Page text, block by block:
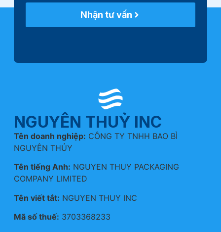
Nhận tư vấn
NGUYÊN THUỶ INC
Tên doanh nghiệp: CÔNG TY TNHH BAO BÌ
NGUYÊN THỦY
Tên tiếng Anh: NGUYEN THUY PACKAGING
COMPANY LIMITED
Tên viết tắt: NGUYEN THUY INC
Mã số thuế: 3703368233